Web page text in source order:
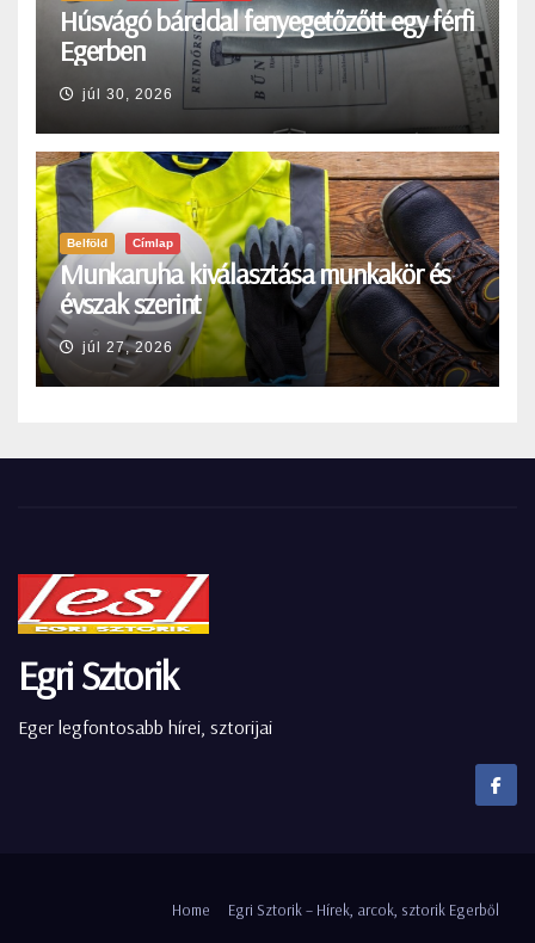
Húsvágó bárddal fenyegetőzőtt egy férfi
Egerben
júl 30, 2026
Belföld Címlap
Munkaruha kiválasztása munkakör és
évszak szerint
júl 27, 2026
Egri Sztorik
Eger legfontosabb hírei, sztorijai
Home Egri Sztorik – Hírek, arcok, sztorik Egerből